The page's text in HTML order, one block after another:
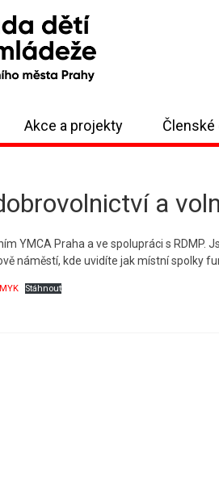
Akce a projekty Členské
a
YMCA Praha a ve spolupráci s RDMP.
náměstí, kde uvidíte jak místní spolky
Stáhnout